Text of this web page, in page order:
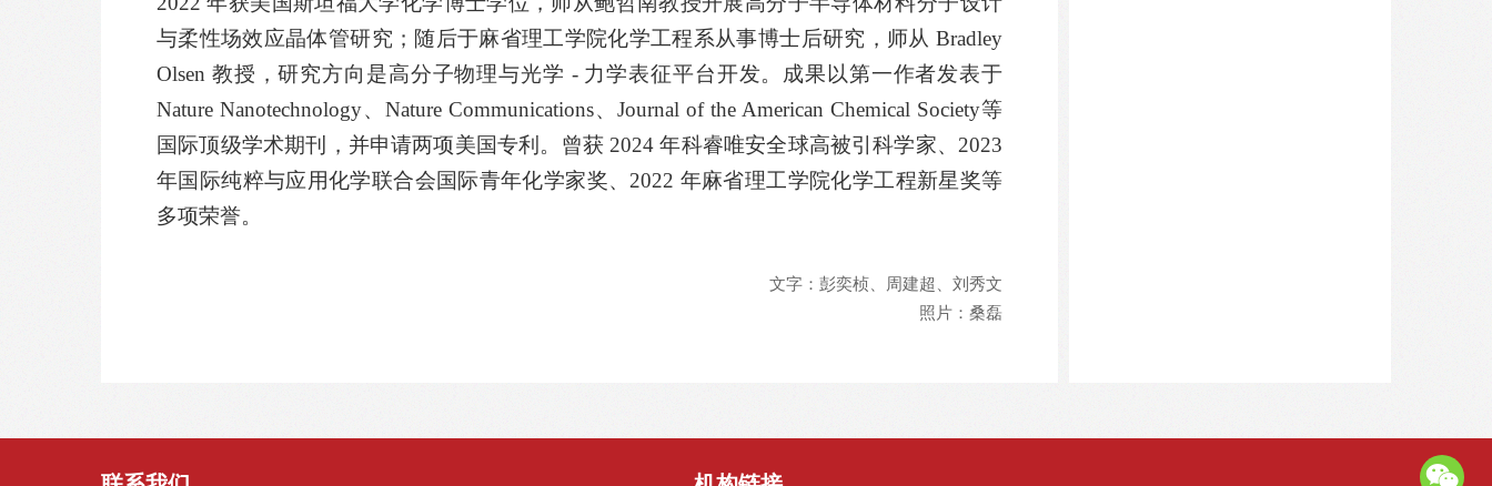
与柔性场效应晶体管研究；随后于麻省理工学院化学工程系从事博士后研究，师从 Bradley
Olsen 教授，研究方向是高分子物理与光学 - 力学表征平台开发。成果以第一作者发表于
Nature Nanotechnology、 Nature Communications、 Journal of the American Chemical Society等
国际顶级学术期刊，并申请两项美国专利。曾获 2024年科睿唯安全球高被引科学家、 2023
年国际纯粹与应用化学联合会国际青年化学家奖、 2022 年麻省理工学院化学工程新星奖等
多项荣誉。
文字：彭奕桢、周建超、刘秀文
照片：桑磊